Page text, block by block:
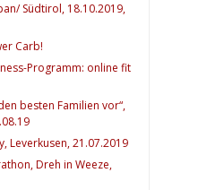
Südtirol, 18.10.2019,
Carb!
Programm: online fit
besten Familien vor“,
Leverkusen, 21.07.2019
Dreh in Weeze,